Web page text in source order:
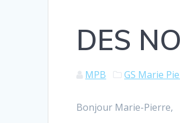
DES
MPB GS Marie
Bonjour Marie-Pierre,